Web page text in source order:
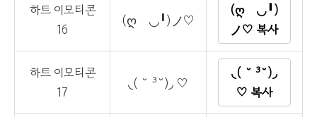
하트 이모티콘
16
(ღゝ◡╹)ノ♡
(ღゝ◡╹)
ノ♡ 복사
하트 이모티콘
17
◟( ˘ ³˘)◞ ♡
◟( ˘ ³˘)◞
♡ 복사